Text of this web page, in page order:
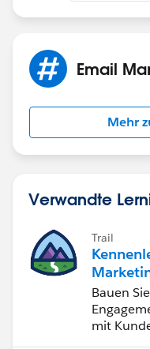
Email
Mehr
Verwandte
Trail
Bauen
mit